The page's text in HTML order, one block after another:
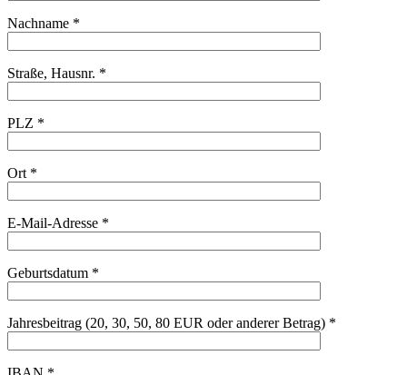
Nachname *
Straße, Hausnr. *
PLZ *
Ort *
E-Mail-Adresse *
Geburtsdatum *
Jahresbeitrag (20, 30, 50, 80 EUR oder anderer Betrag) *